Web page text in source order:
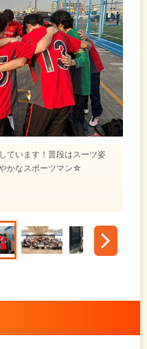
ています！普段はスーツ姿
かなスポーツマン☆